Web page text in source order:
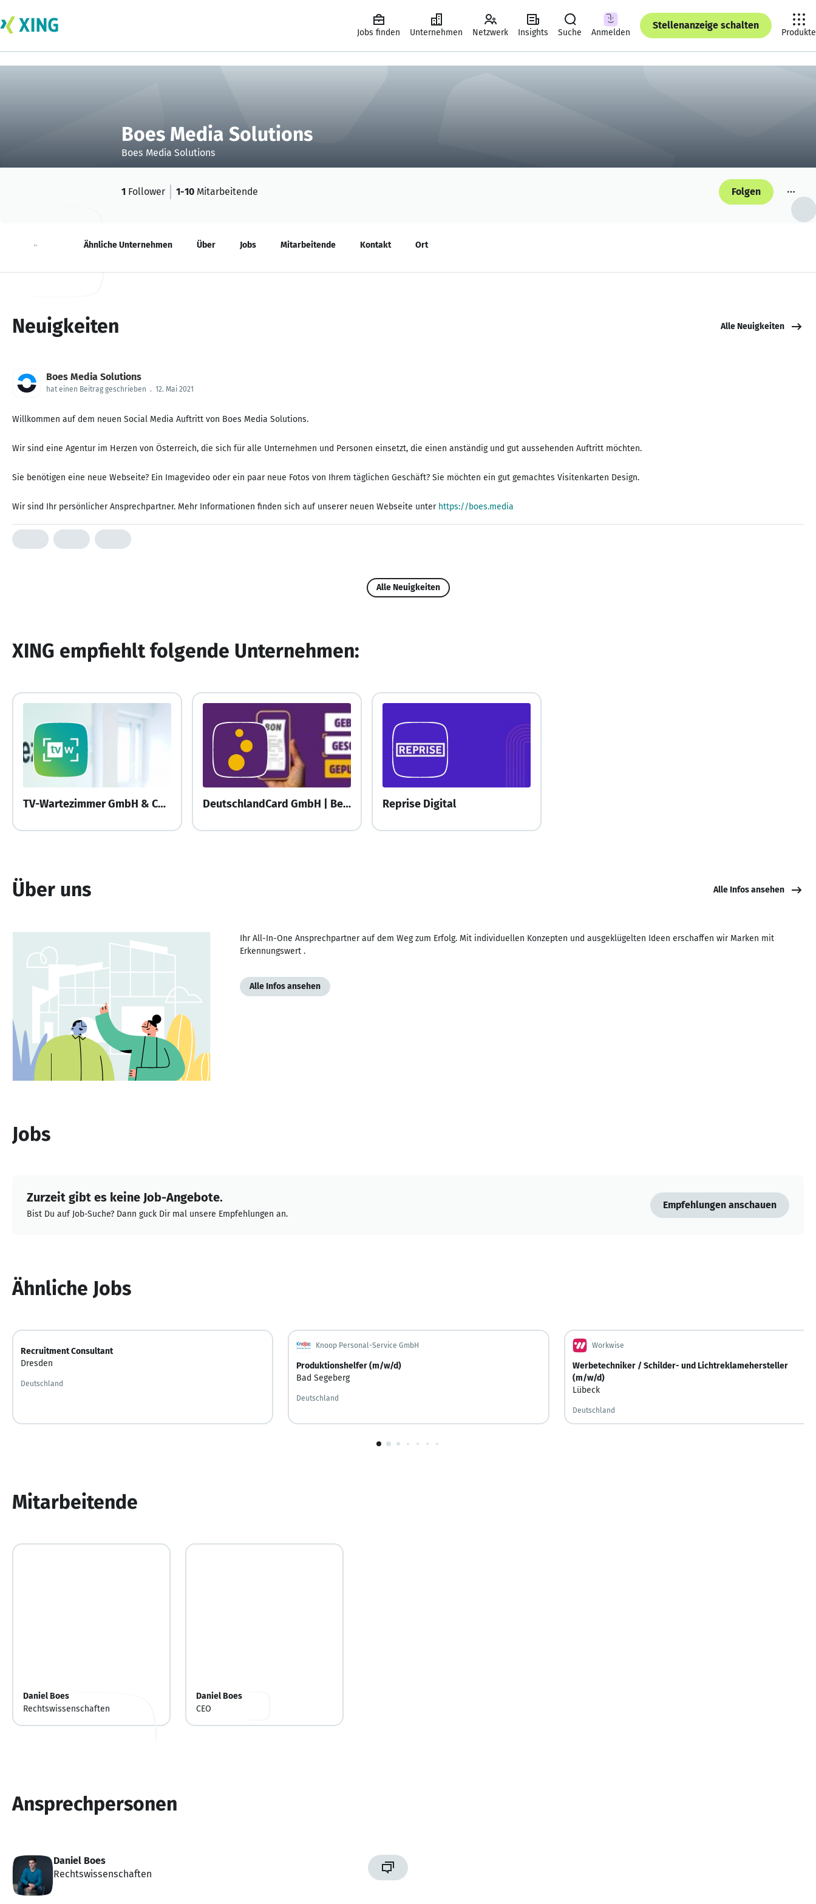
Jobs finden Unternehmen Netzwerk Insights Suche Anmelden
Stellenanzeige schalten
Produkte
Boes Media Solutions
Boes Media Solutions
1 Follower 1-10 Mitarbeitende Folgen
Neuigkeiten Ähnliche Unternehmen Über Jobs Mitarbeitende Kontakt Ort
Neuigkeiten Alle Neuigkeiten
Boes Media Solutions
hat einen Beitrag geschrieben . 12. Mai 2021
Willkommen auf dem neuen Social Media Auftritt von Boes Media Solutions.
Wir sind eine Agentur im Herzen von Österreich, die sich für alle Unternehmen und Personen einsetzt, die einen anständig und gut aussehenden Auftritt möchten.
Sie benötigen eine neue Webseite? Ein Imagevideo oder ein paar neue Fotos von Ihrem täglichen Geschäft? Sie möchten ein gut gemachtes Visitenkarten Design.
Wir sind Ihr persönlicher Ansprechpartner. Mehr Informationen finden sich auf unserer neuen Webseite unter https://boes.media
Alle Neuigkeiten
XING empfiehlt folgende Unternehmen:
TV-Wartezimmer GmbH & Co. KG DeutschlandCard GmbH | Bertelsmann SE & Co. KGaA Reprise Digital
Über uns Alle Infos ansehen
Ihr All-In-One Ansprechpartner auf dem Weg zum Erfolg. Mit individuellen Konzepten und ausgeklügelten Ideen erschaffen wir Marken mit
Erkennungswert .
Alle Infos ansehen
Jobs
Zurzeit gibt es keine Job-Angebote.
Bist Du auf Job-Suche? Dann guck Dir mal unsere Empfehlungen an.
Empfehlungen anschauen
Ähnliche Jobs
Recruitment Consultant
Dresden
Deutschland
Knoop Personal-Service GmbH
Produktionshelfer (m/w/d)
Bad Segeberg
Deutschland
Workwise
Werbetechniker / Schilder- und Lichtreklamehersteller
(m/w/d)
Lübeck
Deutschland
1
Mitarbeitende
Daniel Boes
Rechtswissenschaften
Daniel Boes
CEO
Ansprechpersonen
Daniel Boes
Rechtswissenschaften